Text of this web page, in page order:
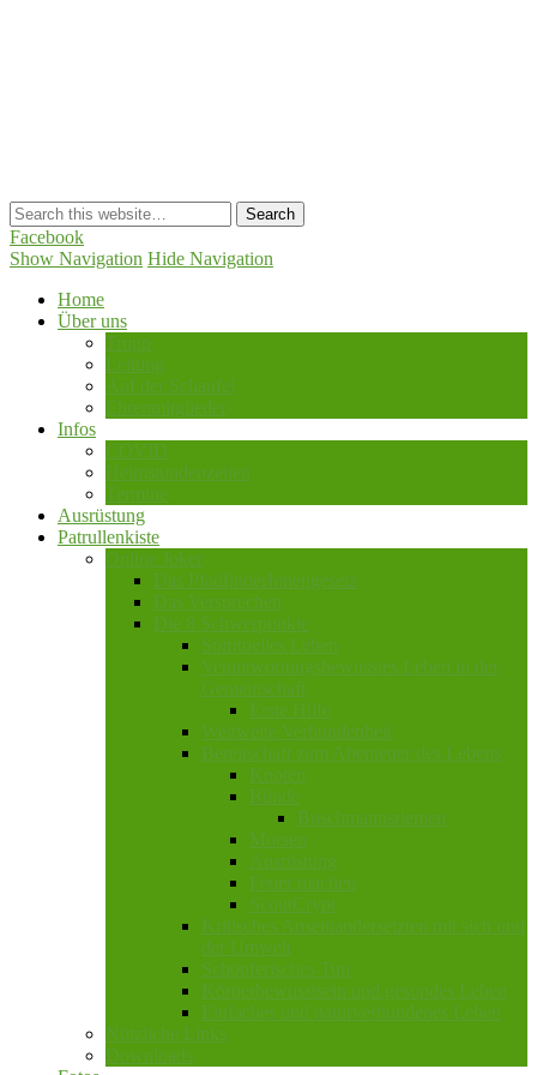
Trupp Rauhenstein
Facebook
Show Navigation Hide Navigation
Home
Über uns
Trupp
Leitung
Auf der Schaufel
Ehrenmitglieder
Infos
COVID
Heimstundenzeiten
Termine
Ausrüstung
Patrullenkiste
Online Joker
Das PfadfinderInnengesetz
Das Versprechen
Die 8 Schwerpunkte
Spirituelles Leben
Verantwortungsbewusstes Leben in der
Gemeinschaft
Erste Hilfe
Weltweite Verbundenheit
Bereitschaft zum Abenteuer des Lebens
Knoten
Bünde
Buschmannsriemen
Morsen
Ausrüstung
Feuer machen
ScoutCrypt
Kritisches Auseinandersetzten mit sich und
der Umwelt
Schöpferisches Tun
Körperbewusstsein und gesundes Leben
Einfaches und naturverbundenes Leben
Nützliche Links
Downloads